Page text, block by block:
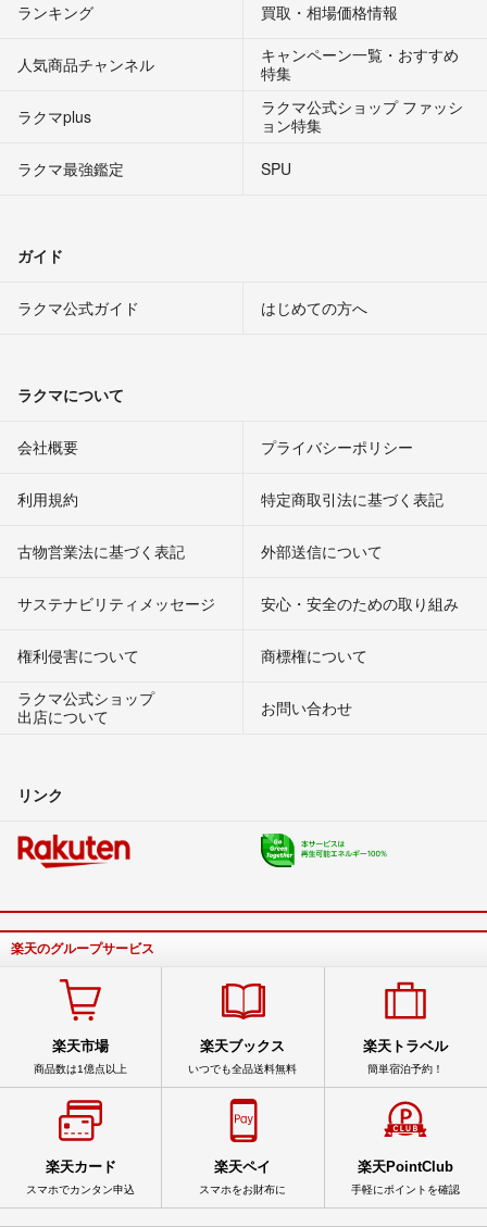
ランキング 買取・相場価格情報
人気商品チャンネル
キャンペーン一覧・おすすめ
特集
ラクマplus
ラクマ公式ショップ ファッシ
ョン特集
ラクマ最強鑑定
SPU
ガイド
ラクマ公式ガイド はじめての方へ
ラクマについて
会社概要 プライバシーポリシー
利用規約 特定商取引法に基づく表記
古物営業法に基づく表記 外部送信について
サステナビリティメッセージ 安心・安全のための取り組み
権利侵害について
商標権について
ラクマ公式ショップ
出店について
お問い合わせ
リンク
楽天のグループサービス
楽天市場
商品数は1億点以上
楽天ブックス
いつでも全品送料無料
楽天トラベル
簡単宿泊予約！
楽天カード
スマホでカンタン申込
楽天ペイ
スマホをお財布に
楽天PointClub
手軽にポイントを確認